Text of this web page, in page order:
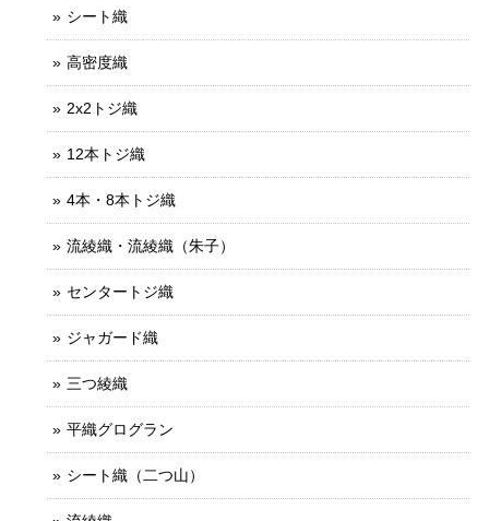
シート織
高密度織
2x2トジ織
12本トジ織
4本・8本トジ織
流綾織・流綾織（朱子）
センタートジ織
ジャガード織
三つ綾織
平織グログラン
シート織（二つ山）